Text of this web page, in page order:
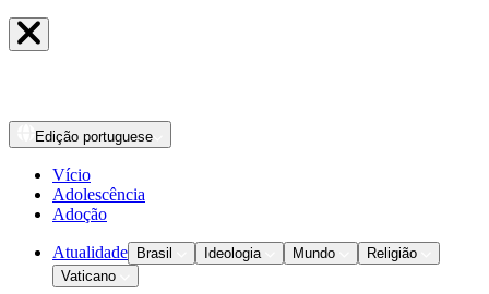
Edição portuguese
Vício
Adolescência
Adoção
Atualidade Brasil Ideologia Mundo
Religião
Vaticano